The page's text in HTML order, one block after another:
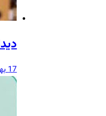
17 بهمن 1404